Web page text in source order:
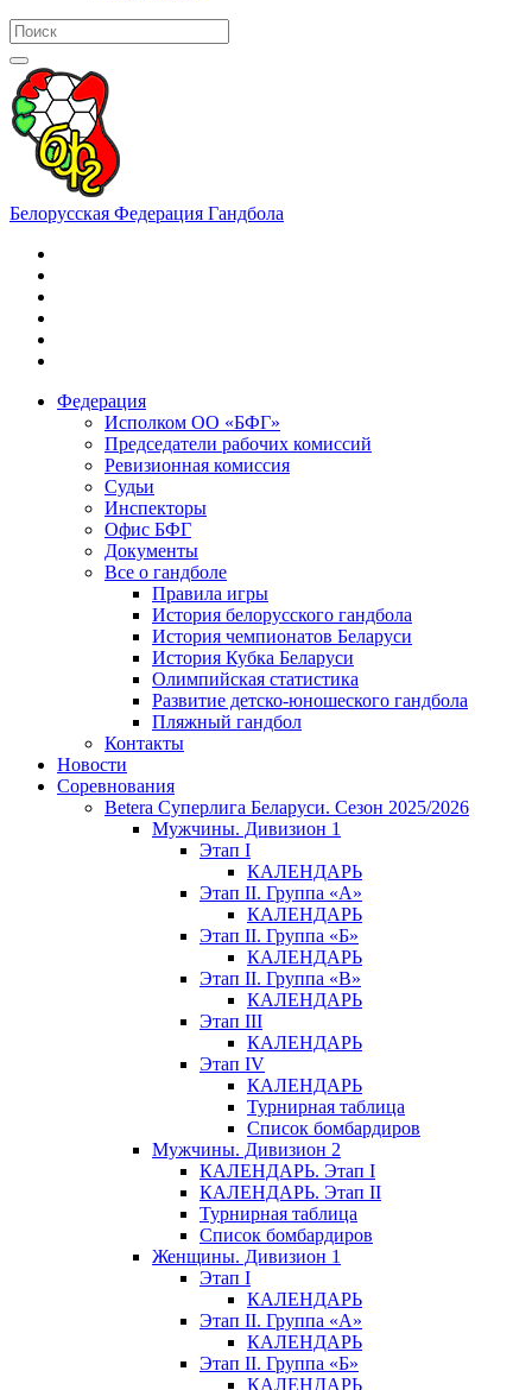
Белорусская Федерация Гандбола
Федерация
Исполком ОО «БФГ»
Председатели рабочих комиссий
Ревизионная комиссия
Судьи
Инспекторы
Офис БФГ
Документы
Все о гандболе
Правила игры
История белорусского гандбола
История чемпионатов Беларуси
История Кубка Беларуси
Олимпийская статистика
Развитие детско-юношеского гандбола
Пляжный гандбол
Контакты
Новости
Соревнования
Betera Суперлига Беларуси. Сезон 2025/2026
Мужчины. Дивизион 1
Этап I
КАЛЕНДАРЬ
Этап II. Группа «А»
КАЛЕНДАРЬ
Этап II. Группа «Б»
КАЛЕНДАРЬ
Этап II. Группа «В»
КАЛЕНДАРЬ
Этап III
КАЛЕНДАРЬ
Этап IV
КАЛЕНДАРЬ
Турнирная таблица
Список бомбардиров
Мужчины. Дивизион 2
КАЛЕНДАРЬ. Этап I
КАЛЕНДАРЬ. Этап II
Турнирная таблица
Список бомбардиров
Женщины. Дивизион 1
Этап I
КАЛЕНДАРЬ
Этап II. Группа «А»
КАЛЕНДАРЬ
Этап II. Группа «Б»
КАЛЕНДАРЬ